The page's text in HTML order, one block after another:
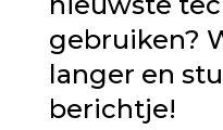
gebruiken?
langer en
berichtje!